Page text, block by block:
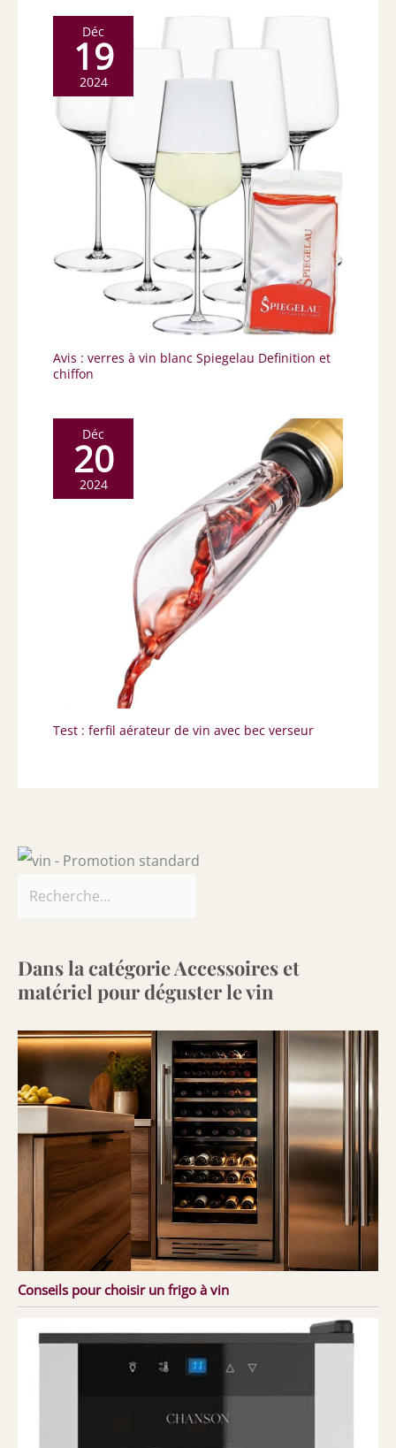
Déc
19
2024
Avis : verres à vin blanc Spiegelau Definition et
chiffon
Déc
20
2024
Test : ferfil aérateur de vin avec bec verseur
Dans la catégorie Accessoires et
matériel pour déguster le vin
Conseils pour choisir un frigo à vin